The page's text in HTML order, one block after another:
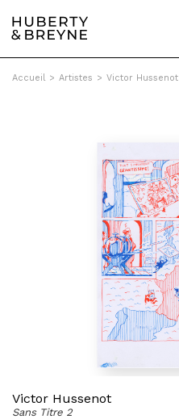
Accueil > Artistes > Victor Hussenot
Victor Hussenot
Sans Titre 2